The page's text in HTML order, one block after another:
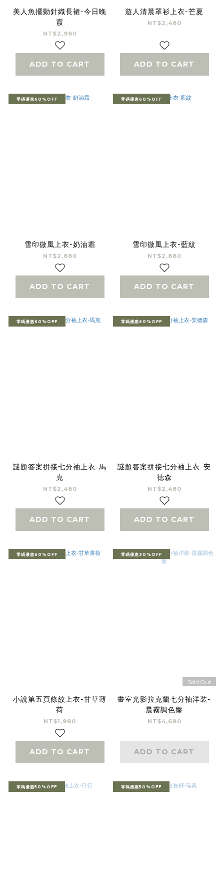
美人魚擺動針織長裙-今日晚
霞
NT$2,980
ADD TO CART
遊人清晨罩衫上衣-芒夏
NT$2,480
ADD TO CART
零碼優惠60%OFF
雪印微風上衣-奶油霜
NT$2,880
ADD TO CART
零碼優惠60%OFF
雪印微風上衣-藍紋
NT$2,880
ADD TO CART
零碼優惠60%OFF
謎題答案拼接七分袖上衣-馬
克
NT$2,480
ADD TO CART
零碼優惠60%OFF
謎題答案拼接七分袖上衣-安
德森
NT$2,480
ADD TO CART
零碼優惠60%OFF
小說第五頁條紋上衣-甘草薄
荷
NT$1,980
ADD TO CART
零碼優惠30%OFF
Sold Out
畫室光影拉克蘭七分袖洋裝-
晨霧調色盤
NT$4,680
ADD TO CART
零碼優惠50%OFF 零碼優惠50%OFF